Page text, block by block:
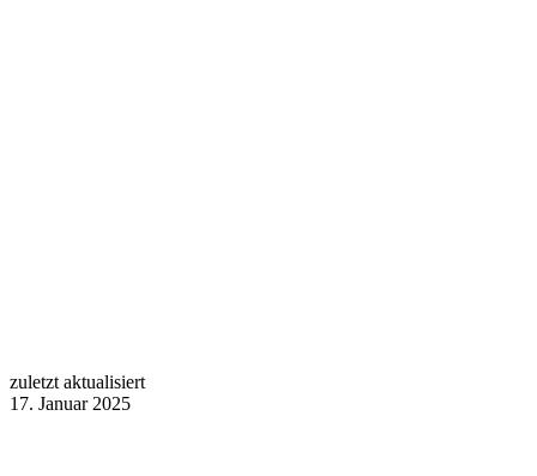
zuletzt aktualisiert
17. Januar 2025